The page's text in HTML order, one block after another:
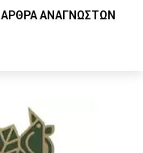
ΑΡΘΡΑ ΑΝΑΓΝΩΣΤΩΝ